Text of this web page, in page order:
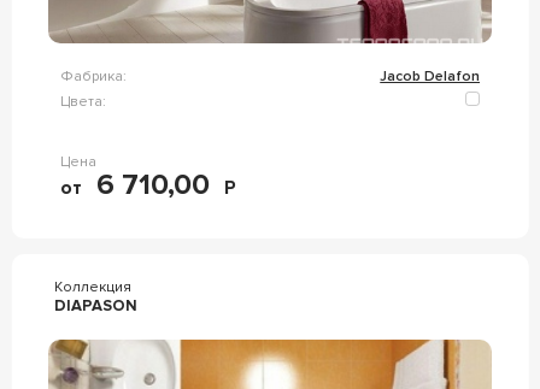
Фабрика:
Jacob Delafon
Цвета:
Цена
от 6 710,00 Р
Коллекция
DIAPASON